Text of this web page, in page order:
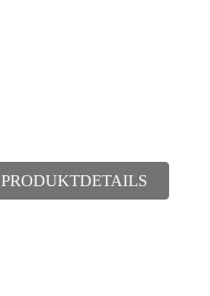
PRODUKTDETAILS